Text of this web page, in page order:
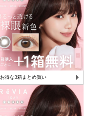
お得な3箱まとめ買い